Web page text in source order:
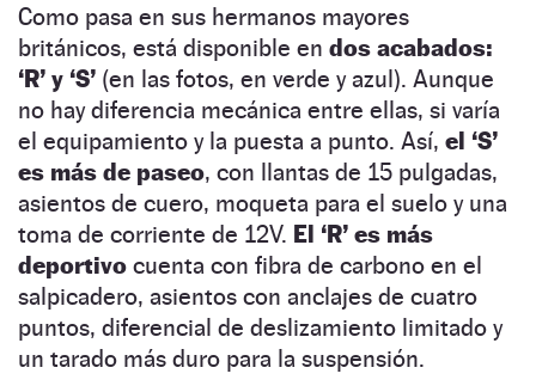
Como pasa en sus hermanos mayores
británicos, está disponible en dos acabados:
‘R’ y ‘S’ (en las fotos, en verde y azul). Aunque
no hay diferencia mecánica entre ellas, si varía
el equipamiento y la puesta a punto. Así, el ‘S’
es más de paseo, con llantas de 15 pulgadas,
asientos de cuero, moqueta para el suelo y una
toma de corriente de 12V. El ‘R’ es más
deportivo cuenta con fibra de carbono en el
salpicadero, asientos con anclajes de cuatro
puntos, diferencial de deslizamiento limitado y
un tarado más duro para la suspensión.